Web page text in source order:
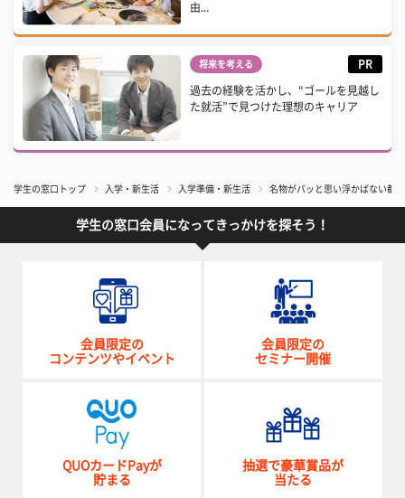
由...
将来を考える PR
過去の経験を活かし、“ゴールを見越し
た就活”で見つけた理想のキャリア
学生の窓口トップ 入学・新生活 入学準備・新生活 名物がパッと思い浮かばない都
学生の窓口会員になってきっかけを探そう！
会員限定の
コンテンツやイベント
会員限定の
セミナー開催
QUOカードPayが
貯まる
抽選で豪華賞品が
当たる